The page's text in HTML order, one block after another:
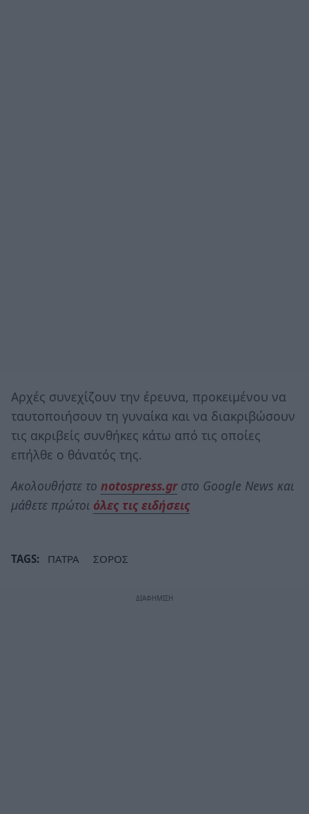
Αρχές συνεχίζουν την έρευνα, προκειμένου να
ταυτοποιήσουν τη γυναίκα και να διακριβώσουν
τις ακριβείς συνθήκες κάτω από τις οποίες
επήλθε ο θάνατός της.
Ακολουθήστε το notospress.grστο Google News και
μάθετε πρώτοι όλες τις ειδήσεις
TAGS: ΠΑΤΡΑ ΣΟΡΟΣ